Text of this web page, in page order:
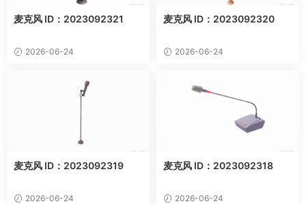
麦克风 ID：2023092321
2026-06-24
麦克风 ID：2023092320
2026-06-24
麦克风 ID：2023092319
2026-06-24
麦克风 ID：2023092318
2026-06-24